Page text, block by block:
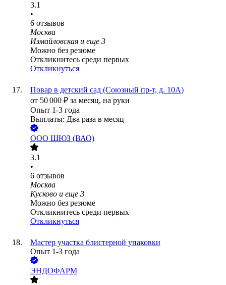
3.1
•
6 отзывов
Москва
Измайловская и еще 3
Можно без резюме
Откликнитесь среди первых
Откликнуться
Повар в детский сад (Союзный пр-т, д. 10А)
от 50 000 ₽ за месяц, на руки
Опыт 1-3 года
Выплаты: Два раза в месяц
ООО ШЮЗ (ВАО)
3.1
•
6 отзывов
Москва
Кусково и еще 3
Можно без резюме
Откликнитесь среди первых
Откликнуться
Мастер участка блистерной упаковки
Опыт 1-3 года
ЭНДОФАРМ